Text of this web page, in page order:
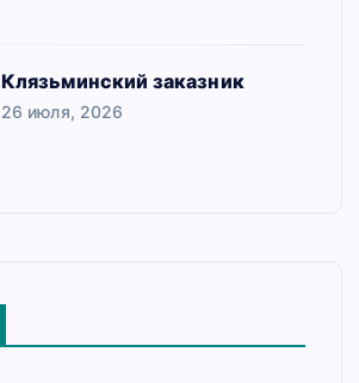
Клязьминский заказник
26 июля, 2026